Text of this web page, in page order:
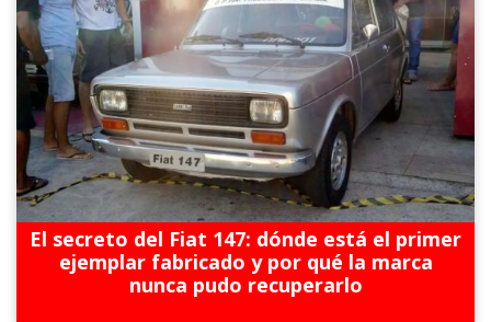
El secreto del Fiat 147: dónde está el primer
ejemplar fabricado y por qué la marca
nunca pudo recuperarlo